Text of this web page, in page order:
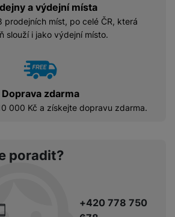
a výdejní místa
prodejních míst, po celé ČR, která
slouží i jako výdejní místo.
Doprava zdarma
000 Kč a získejte dopravu zdarma.
poradit?
+420 778 750